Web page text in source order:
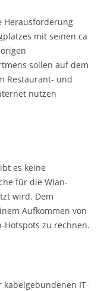
Herausforderung
mit seinen ca
sollen auf dem
Restaurant- und
nutzen
es keine
für die Wlan-
wird. Dem
Aufkommen von
zu rechnen.
IT-